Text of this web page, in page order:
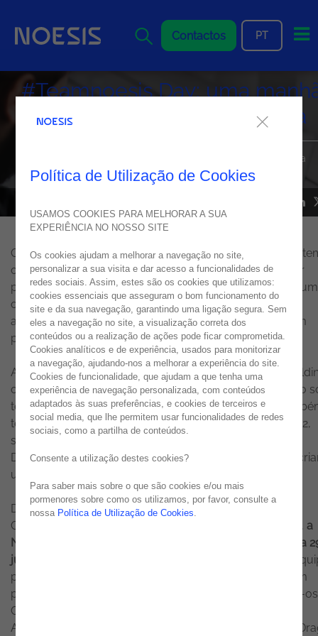
Contactos
PT
#Teamnoesis Day: uma
de Surf na Costa da Caparica
Atividades de teambuilding que despertam a conexão com a
Natureza e fortalecem os laços entre os colaboradores
O compromisso das empresas com a Sustentabilidade
crescido nos últimos anos, o que representa uma maior
preocupação com a conservação do meio ambiente e
crescente consciencialização face à necessidade de se
adotarem práticas mais responsáveis, de forma a serem
preservados os recursos naturais.
A Noesis tem integrado nas suas atividades de
os princípios fundamentais daSustentabilidade, que não
têm despertado a conexão com a Natureza, como
têm fortalecido a união entre os colaboradores. Em 2022,
surgiu então a iniciativa dos #teamnoesis days, onde o
Desporto e a Sustentabilidade são o grande foco para
um dia de experiências únicas.
Desta forma, e para comemorar o Dia Mundial da
Conservação da Natureza que se assinala a 28 de julho, a
Noesis organizou o primeiro #teamnoesis Day de 2023 a
julho com um dia dedicado ao Surf
para celebrar em
paixão pelos oceanos. Para aqueles que queriam ter um
primeiro contacto com a modalidade, o caminho levou-
Costa da Caparica para se aventurarem nas águas do
Atlântico, mais especificamente nas ondas da Praia do
Política de Utilização de Cookies
USAMOS COOKIES PARA MELHORAR A SUA
EXPERIÊNCIA NO NOSSO SITE
Os cookies ajudam a melhorar a navegação no site,
personalizar a sua visita e dar acesso a funcionalidades de
redes sociais. Assim, estes são os cookies que utilizamos:
cookies essenciais que asseguram o bom funcionamento do
site e da sua navegação, garantindo uma ligação segura. Sem
eles a navegação no site, a visualização correta dos
conteúdos ou a realização de ações pode ficar comprometida.
Cookies analíticos e de experiência, usados para monitorizar
a navegação, ajudando-nos a melhorar a experiência do site.
Cookies de funcionalidade, que ajudam a que tenha uma
experiência de navegação personalizada, com conteúdos
adaptados às suas preferências, e cookies de terceiros e
social media, que lhe permitem usar funcionalidades de redes
sociais, como a partilha de conteúdos.
Consente a utilização destes cookies?
Para saber mais sobre o que são cookies e/ou mais
pormenores sobre como os utilizamos, por favor, consulte a
nossa Política de Utilização de Cookies.